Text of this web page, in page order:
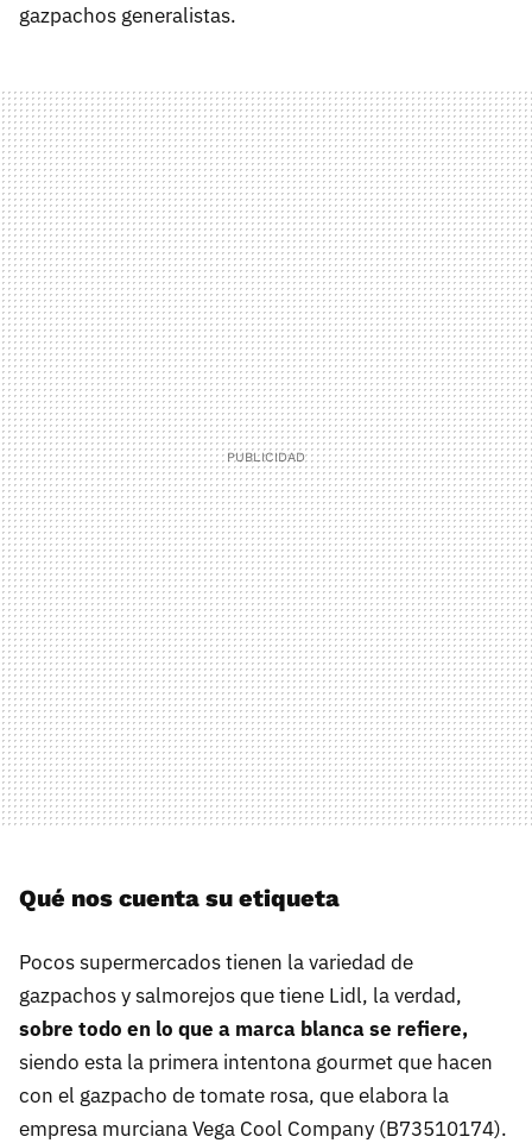
gazpachos generalistas.
Qué nos cuenta su etiqueta
Pocos supermercados tienen la variedad de
gazpachos y salmorejos que tiene Lidl, la verdad,
sobre todo en lo que a marca blanca se refiere,
siendo esta la primera intentona gourmet que hacen
con el gazpacho de tomate rosa, que elabora la
empresa murciana Vega Cool Company (B73510174).